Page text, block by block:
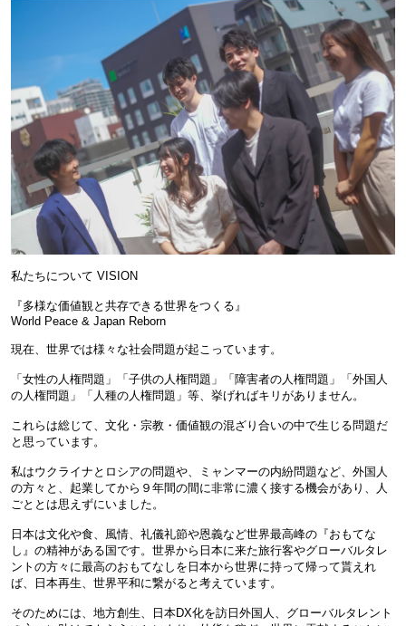
私たちについて VISION
『多様な価値観と共存できる世界をつくる』
World Peace & Japan Reborn
現在、世界では様々な社会問題が起こっています。
「女性の人権問題」「子供の人権問題」「障害者の人権問題」「外国人
の人権問題」「人種の人権問題」等、挙げればキリがありません。
これらは総じて、文化・宗教・価値観の混ざり合いの中で生じる問題だ
と思っています。
私はウクライナとロシアの問題や、ミャンマーの内紛問題など、外国人
の方々と、起業してから９年間の間に非常に濃く接する機会があり、人
ごととは思えずにいました。
日本は文化や食、風情、礼儀礼節や恩義など世界最高峰の『おもてな
し』の精神がある国です。世界から日本に来た旅行客やグローバルタレ
ントの方々に最高のおもてなしを日本から世界に持って帰って貰えれ
ば、日本再生、世界平和に繋がると考えています。
そのためには、地方創生、日本DX化を訪日外国人、グローバルタレント